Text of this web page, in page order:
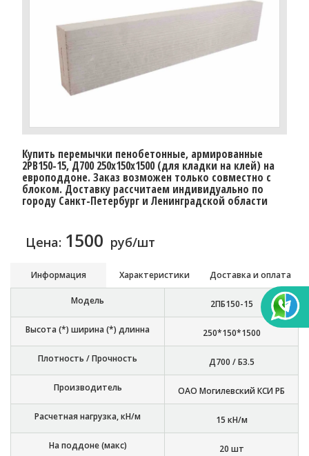
Купить перемычки пенобетонные, армированные
2PB150-15, Д700 250х150х1500 (для кладки на клей) на
европоддоне. Заказ возможен только совместно с
блоком. Доставку расcчитаем индивидуально по
городу Санкт-Петербург и Ленинградской области
Цена: 1500 руб/шт
Информация Характеристики Доставка и оплата
Модель 2ПБ150-15
Высота (*) ширина (*) длинна 250*150*1500
Плотность / Прочность Д700 / Б3.5
Производитель ОАО Могилевский КСИ РБ
Расчетная нагрузка, кН/м 15 кН/м
На поддоне (макс) 20 шт